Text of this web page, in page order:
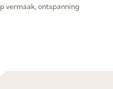
vermaak, ontspanning